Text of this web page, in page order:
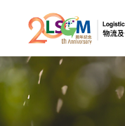
跳到内容